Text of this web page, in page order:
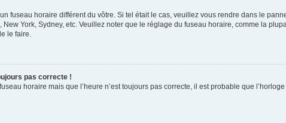
fuseau horaire différent du vôtre. Si tel était le cas, veuillez vous rendre dans le
York, Sydney, etc. Veuillez noter que le réglage du fuseau horaire, comme la
le faire.
pas correcte !
horaire mais que l’heure n’est toujours pas correcte, il est probable que